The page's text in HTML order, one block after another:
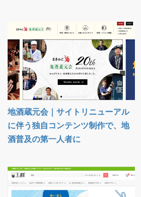
地酒蔵元会｜サイトリニューアル
に伴う独自コンテンツ制作で、地
酒普及の第一人者に